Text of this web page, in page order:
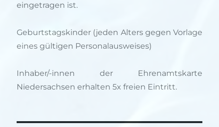
eingetragen ist.
Geburtstagskinder (jeden Alters gegen Vorlage
eines gültigen Personalausweises)
Inhaber/-innen der Ehrenamtskarte
Niedersachsen erhalten 5x freien Eintritt.